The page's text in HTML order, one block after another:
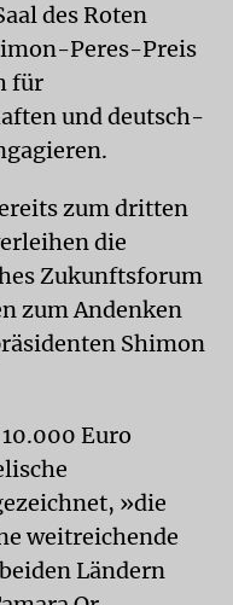
des Roten
Peres-Preis
für
und deutsch-
zum dritten
die
Zukunftsforum
zum Andenken
Shimon
Euro
»die
weitreichende
Ländern